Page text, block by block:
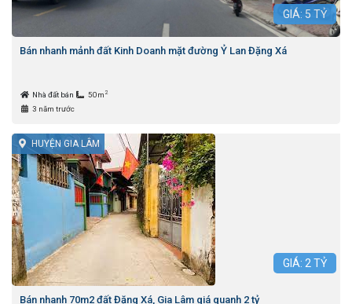
GIÁ: 5 TỶ
Bán nhanh mảnh đất Kinh Doanh mặt đường Ỷ Lan Đặng Xá
Nhà đất bán 50m 2
3 năm trước
HUYỆN GIA LÂM
GIÁ: 2 TỶ
Bán nhanh 70m2 đất Đặng Xá, Gia Lâm giá quanh 2 tỷ